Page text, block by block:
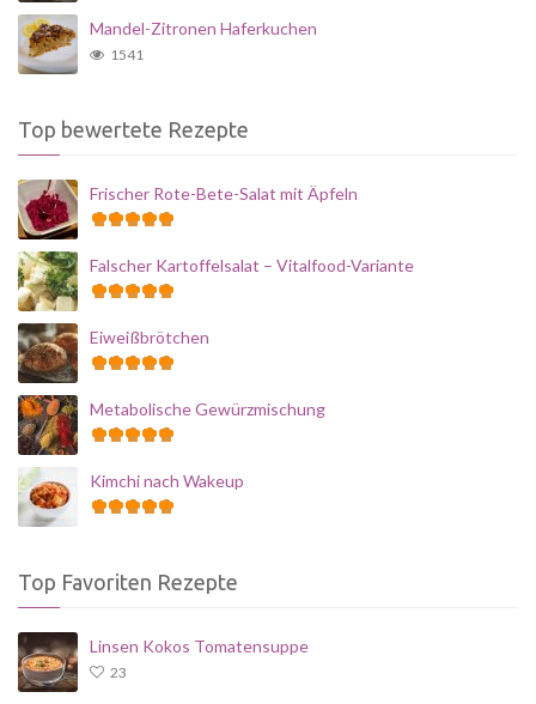
Mandel-Zitronen Haferkuchen
1541
Top bewertete Rezepte
Frischer Rote-Bete-Salat mit Äpfeln
Falscher Kartoffelsalat – Vitalfood-Variante
Eiweißbrötchen
Metabolische Gewürzmischung
Kimchi nach Wakeup
Top Favoriten Rezepte
Linsen Kokos Tomatensuppe
23